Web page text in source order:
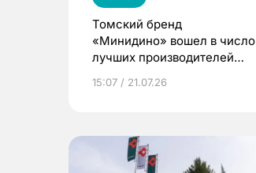
Томский бренд
«Минидино» вошел в число
лучших производителей
15:07 / 21.07.26